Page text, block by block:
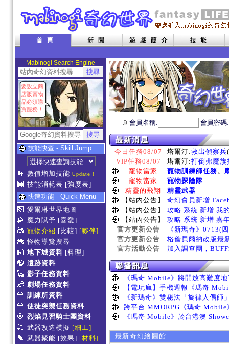
Mabinogi Search Engine
要設立商
店販賣物
品必須購
買服務！
技能快查 - Skill Jump
數值增加技能 Update !
技能消耗表 [強度表]
快速功能 - Quick Menu
愛爾琳世界地圖
魔力賦予 [喜愛]
寵物介紹 [比較] [夥伴]
怪物導覽搜尋
地下城資料 [料理]
遺跡資料
影子任務資料
劇場任務資料
訓練所資料
使徒突襲任務資料
烈焰見習騎士團資料
武器改造模擬 [細工]
武器聚能 [效果] [材料]
會員名稱: 會員密
今日任務08/07 塔爾汀:救出偵察兵
VIP任務08/07
塔爾汀:打倒弗魔
寵物當家
寵物訓練師任務、
寵物當家
寵物探險隊
精靈的飛翔
精靈武器
【站內公告】
奇幻會員新增
【站內公告】
攻略 系統 新增 我
【站內公告】
攻略 系統 新增 嘉
官方更新公告
《新瑪奇》0713(
官方更新公告
格倫貝爾納改版最
官方活動公告
加入調查團，
最新奇幻繪圖館